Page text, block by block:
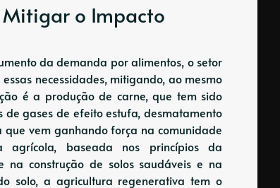
o Impacto
da demanda por alimentos, o setor
necessidades, mitigando, ao mesmo
é a produção de carne, que tem sido
de gases de efeito estufa, desmatamento
vem ganhando força na comunidade
agrícola, baseada nos princípios da
na construção de solos saudáveis ​​e na
solo, a agricultura regenerativa tem o